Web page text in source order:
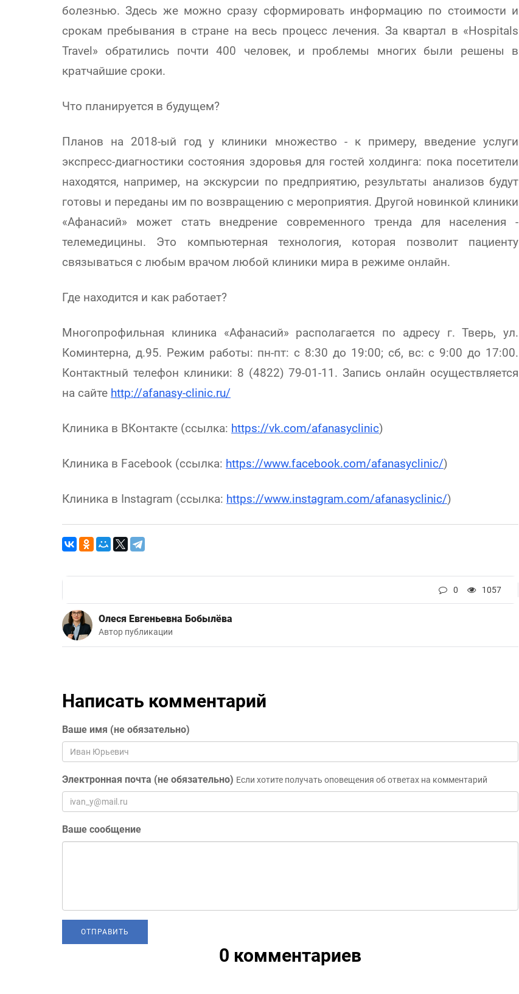
болезнью. Здесь же можно сразу сформировать информацию по стоимости и
срокам пребывания в стране на весь процесс лечения. За квартал в «Hospitals
Travel» обратились почти 400 человек, и проблемы многих были решены в
кратчайшие сроки.
Что планируется в будущем?
Планов на 2018-ый год у клиники множество - к примеру, введение услуги
экспресс-диагностики состояния здоровья для гостей холдинга: пока посетители
находятся, например, на экскурсии по предприятию, результаты анализов будут
готовы и переданы им по возвращению с мероприятия. Другой новинкой клиники
«Афанасий» может стать внедрение современного тренда для населения -
телемедицины. Это компьютерная технология, которая позволит пациенту
связываться с любым врачом любой клиники мира в режиме онлайн.
Где находится и как работает?
Многопрофильная клиника «Афанасий» располагается по адресу г. Тверь, ул.
Коминтерна, д.95. Режим работы: пн-пт: с 8:30 до 19:00; сб, вс: с 9:00 до 17:00.
Контактный телефон клиники: 8 (4822) 79-01-11. Запись онлайн осуществляется
на сайте http://afanasy-clinic.ru/
Клиника в ВКонтакте (ссылка: https://vk.com/afanasyclinic)
Клиника в Facebook (ссылка: https://www.facebook.com/afanasyclinic/)
Клиника в Instagram (ссылка: https://www.instagram.com/afanasyclinic/)
0 1057
Олеся Евгеньевна Бобылёва
Автор публикации
Написать комментарий
Ваше имя (не обязательно)
Электронная почта (не обязательно) Если хотите получать оповещения об ответах на комментарий
Ваше сообщение
0 комментариев